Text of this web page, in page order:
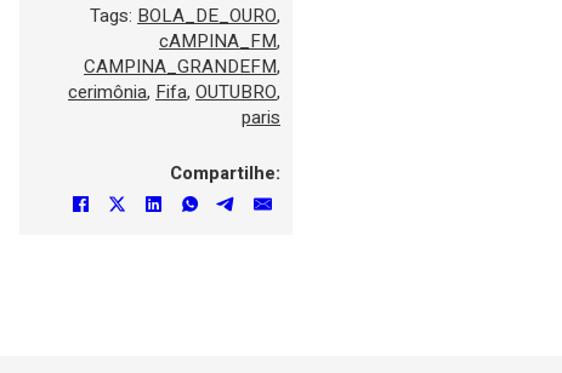
Tags: BOLA_DE_OURO,
cAMPINA_FM,
CAMPINA_GRANDEFM,
cerimônia, Fifa, OUTUBRO,
paris
Compartilhe: